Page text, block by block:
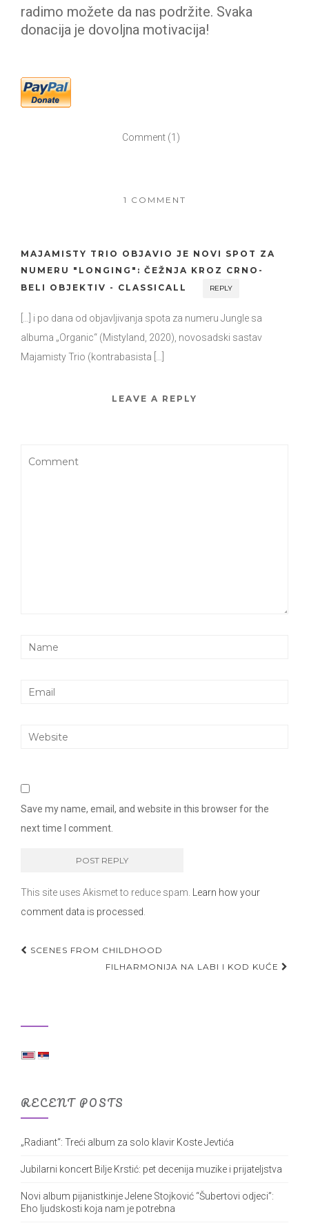
radimo možete da nas podržite. Svaka
donacija je dovoljna motivacija!
Comment (1)
1 COMMENT
MAJAMISTY TRIO OBJAVIO JE NOVI SPOT ZA
NUMERU "LONGING": ČEŽNJA KROZ CRNO-
BELI OBJEKTIV - CLASSICALL
REPLY
[…] i po dana od objavljivanja spota za numeru Jungle sa
albuma „Organic“ (Mistyland, 2020), novosadski sastav
Majamisty Trio (kontrabasista […]
LEAVE A REPLY
Save my name, email, and website in this browser for the
next time I comment.
This site uses Akismet to reduce spam. Learn how your
comment data is processed.
Post
navigation
SCENES FROM CHILDHOOD
FILHARMONIJA NA LABI I KOD KUĆE
RECENT POSTS
„Radiant“: Treći album za solo klavir Koste Jevtića
Jubilarni koncert Bilje Krstić: pet decenija muzike i prijateljstva
Novi album pijanistkinje Jelene Stojković “Šubertovi odjeci”:
Eho ljudskosti koja nam je potrebna